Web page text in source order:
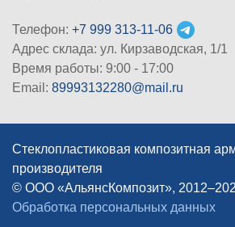
Телефон: +7 999 313-11-06
Адрес склада: ул. Кирзаводская, 1/1
Время работы: 9:00 - 17:00
Email: 89993132280@mail.ru
Стеклопластиковая композитная
производителя
© ООО «АльянсКомпозит»,
Обработка персональных данных